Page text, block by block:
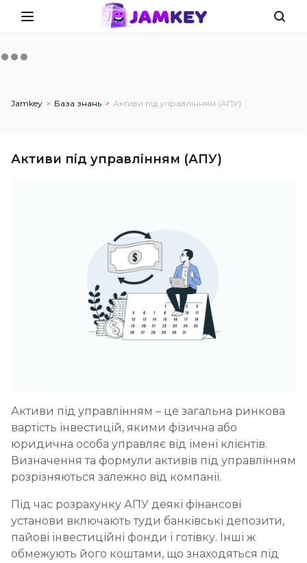
Jamkey База знань Активи під управлінням (АПУ)
Активи під управлінням (АПУ)
Активи під управлінням – це загальна ринкова
вартість інвестицій, якими фізична або
юридична особа управляє від імені клієнтів.
Визначення та формули активів під управлінням
розрізняються залежно від компанії.
Під час розрахунку АПУ деякі фінансові
установи включають туди банківські депозити,
пайові інвестиційні фонди і готівку. Інші ж
обмежують його коштами, що знаходяться під